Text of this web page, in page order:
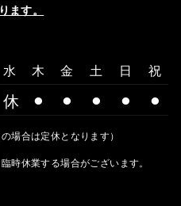
ます。
水 木 金 土 日 祝
休 ⚫︎ ⚫︎ ⚫︎ ⚫︎ ⚫︎
場合は定休となります）
時休業する場合がございます。